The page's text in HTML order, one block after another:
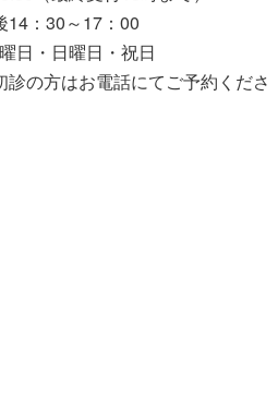
14：30～17：00
日・日曜日・祝日
診の方はお電話にてご予約くださ